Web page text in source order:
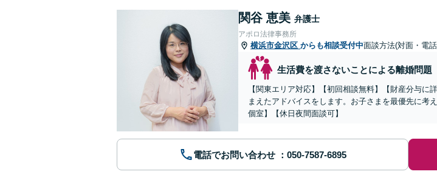
関谷 恵美 弁護士
アポロ法律事務所
横浜市金沢区 からも相談受付中面談方法(対面・電
生活費を渡さないことによる離婚問題
【関東エリア対応】【初回相談無料】【財産分与
まえたアドバイスをします。お子さまを最優先に考
個室】【休日夜間面談可】
電話でお問い合わせ